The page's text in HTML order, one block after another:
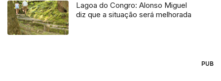
Lagoa do Congro: Alonso Miguel
diz que a situação será melhorada
PUB